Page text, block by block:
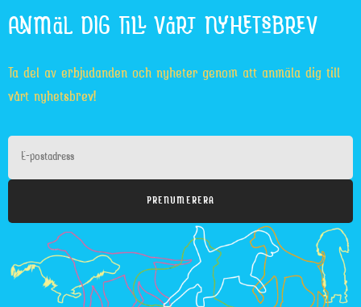
ANMÄL DIG TILL VÅRT NYHETSBREV
Ta del av erbjudanden och nyheter genom att anmäla dig till
vårt nyhetsbrev!
PRENUMERERA